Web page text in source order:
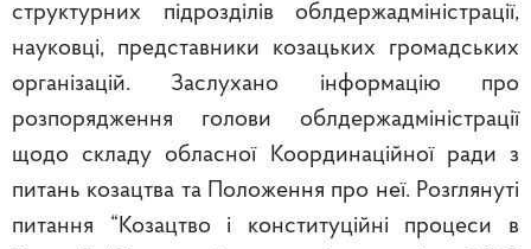
структурних підрозділів облдержадміністрації,
науковці, представники козацьких громадських
організацій. Заслухано інформацію про
розпорядження голови облдержадміністрації
щодо складу обласної Координаційної ради з
питань козацтва та Положення про неї. Розглянуті
питання “Козацтво і конституційні процеси в